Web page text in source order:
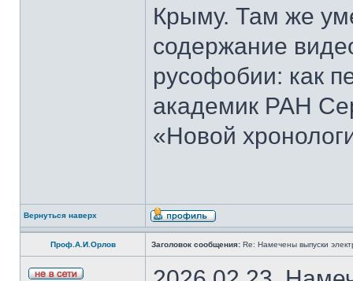
Крыму. Там же
содержание
русофобии: как
академик РАН
«Новой
Вернуться наверх
Проф.А.И.Орлов Заголовок сообщения: Re: Намечены выпуски